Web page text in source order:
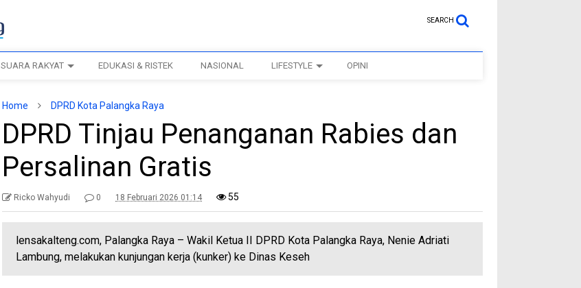
SEARCH
SUARA RAKYAT EDUKASI & RISTEK NASIONAL LIFESTYLE OPINI
Home DPRD Kota Palangka Raya
DPRD Tinjau Penanganan Rabies dan
Persalinan Gratis
Ricko Wahyudi 0 18 Februari 2026 01:14 55
lensakalteng.com, Palangka Raya – Wakil Ketua II DPRD Kota Palangka Raya, Nenie Adriati
Lambung, melakukan kunjungan kerja (kunker) ke Dinas Keseh